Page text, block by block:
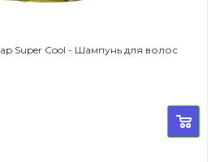
Super Cool - Шампунь для волос